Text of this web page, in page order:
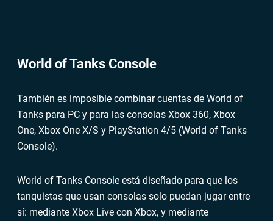
World of Tanks Console
También es imposible combinar cuentas de World of
Tanks para PC y para las consolas Xbox 360, Xbox
One, Xbox One X/S y PlayStation 4/5 (World of Tanks
Console).
World of Tanks Console está diseñado para que los
tanquistas que usan consolas solo puedan jugar entre
sí: mediante Xbox Live con Xbox, y mediante